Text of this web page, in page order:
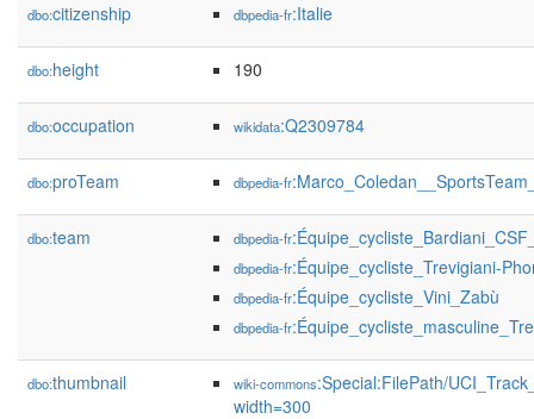
dbo:citizenship dbpedia-fr:Italie
dbo:height 190
dbo:occupation wikidata:Q2309784
dbo:proTeam dbpedia-fr
dbo:team dbpedia-fr
dbpedia-fr:Équipe_cycliste_Trevigiani-
dbpedia-fr:Équipe_cycliste_Vini_Zabù
dbpedia-fr
dbo:thumbnail wiki-commons:Special:FilePath/
width=300